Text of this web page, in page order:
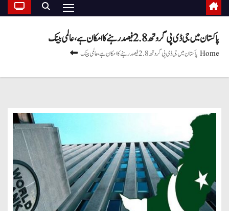
پاکستان میں جی ڈی پی گروتھ 2.8 فیصد رہنے کا امکان ہے، عالمی بینک
Homeپاکستان میں جی ڈی پی گروتھ 2.8 فیصد رہنے کا امکان ہے، عالمی بینک